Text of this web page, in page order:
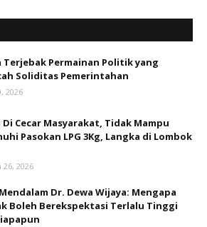
Terjebak Permainan Politik yang
Soliditas Pemerintahan
2026
Cecar Masyarakat, Tidak Mampu
Pasokan LPG 3Kg, Langka di Lombok
26, 2026
Dr. Dewa Wijaya: Mengapa
Boleh Berekspektasi Terlalu Tinggi